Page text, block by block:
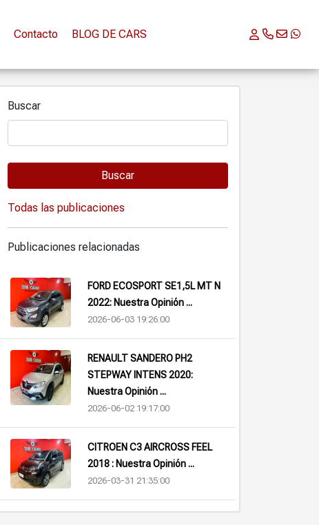
Contacto BLOG DE CARS
Buscar
Buscar
Todas las publicaciones
Publicaciones relacionadas
FORD ECOSPORT SE1,5L MT N
2022: Nuestra Opinión ...
2026-06-03 19:26:00
RENAULT SANDERO PH2
STEPWAY INTENS 2020:
Nuestra Opinión ...
2026-06-02 19:17:00
CITROEN C3 AIRCROSS FEEL
2018 : Nuestra Opinión ...
2026-03-31 21:35:00